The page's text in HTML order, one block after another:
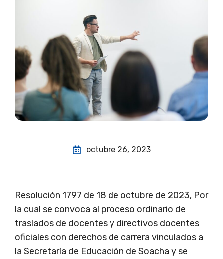
octubre 26, 2023
Resolución 1797 de 18 de octubre de 2023, Por
la cual se convoca al proceso ordinario de
traslados de docentes y directivos docentes
oficiales con derechos de carrera vinculados a
la Secretaría de Educación de Soacha y se